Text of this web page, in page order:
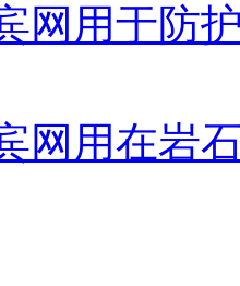
网用于防
网用在岩